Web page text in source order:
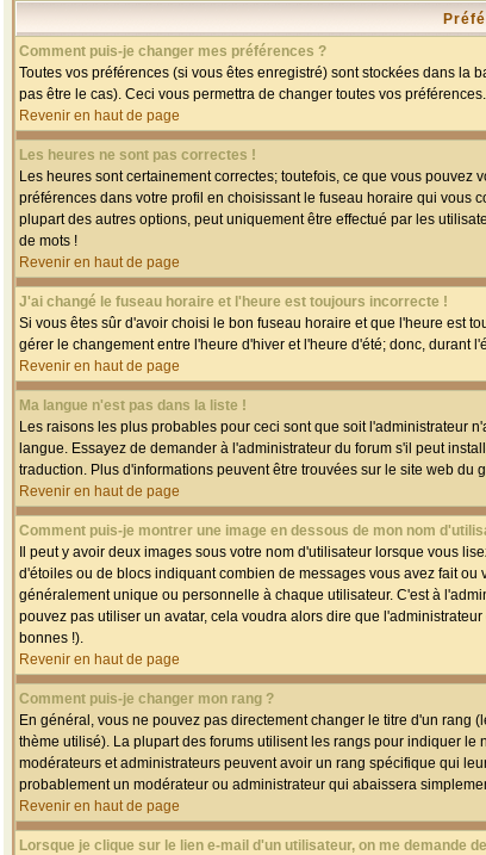
Comment puis-je changer mes préférences ?
Toutes vos préférences (si vous êtes enregistré) sont stockées dans la
pas être le cas). Ceci vous permettra de changer toutes vos préférences.
Revenir en haut de page
Les heures ne sont pas correctes !
Les heures sont certainement correctes; toutefois, ce que vous
préférences dans votre profil en choisissant le fuseau horaire qui vous
plupart des autres options, peut uniquement être effectué par les
de mots !
Revenir en haut de page
J'ai changé le fuseau horaire et l'heure est toujours incorrecte !
Si vous êtes sûr d'avoir choisi le bon fuseau horaire et que l'heure est
gérer le changement entre l'heure d'hiver et l'heure d'été; donc, durant
Revenir en haut de page
Ma langue n'est pas dans la liste !
Les raisons les plus probables pour ceci sont que soit l'administrateur
langue. Essayez de demander à l'administrateur du forum s'il peut
traduction. Plus d'informations peuvent être trouvées sur le site web
Revenir en haut de page
Comment puis-je montrer une image en dessous de mon nom
Il peut y avoir deux images sous votre nom d'utilisateur lorsque vous
d'étoiles ou de blocs indiquant combien de messages vous avez fait
généralement unique ou personnelle à chaque utilisateur. C'est à
pouvez pas utiliser un avatar, cela voudra alors dire que
bonnes !).
Revenir en haut de page
Comment puis-je changer mon rang ?
En général, vous ne pouvez pas directement changer le titre d'un rang
thème utilisé). La plupart des forums utilisent les rangs pour indiquer
modérateurs et administrateurs peuvent avoir un rang spécifique qui
probablement un modérateur ou administrateur qui abaissera
Revenir en haut de page
Lorsque je clique sur le lien e-mail d'un utilisateur, on me demande